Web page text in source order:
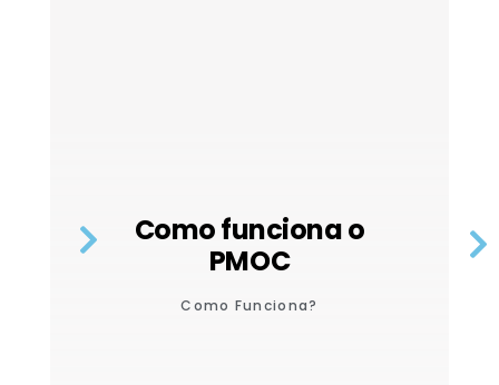
Como funciona o
PMOC
Como Funciona?